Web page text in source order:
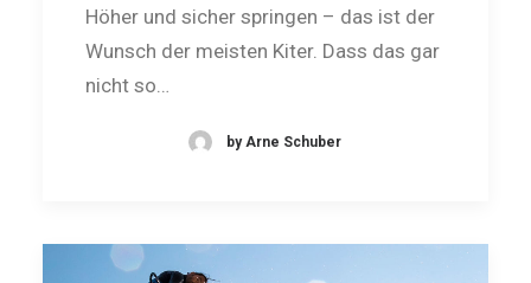
Höher und sicher springen – das ist der
Wunsch der meisten Kiter. Dass das gar
nicht so…
by Arne Schuber